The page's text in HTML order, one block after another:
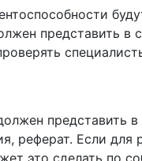
представить в
представить
реферат. Если
это сделать по